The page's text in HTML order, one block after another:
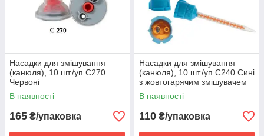
Насадки для змішування
(канюля), 10 шт./уп С270
Червоні
В наявності
165 ₴/упаковка
Насадки для змішування
(канюля), 10 шт./уп С240 Сині
з жовтогарячим змішувачем
(Пластмаса)
В наявності
110 ₴/упаковка